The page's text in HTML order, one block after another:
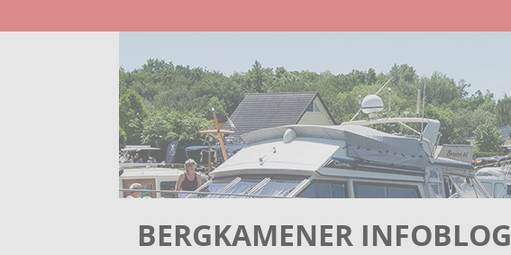
BERGKAMENER INFOBLOG